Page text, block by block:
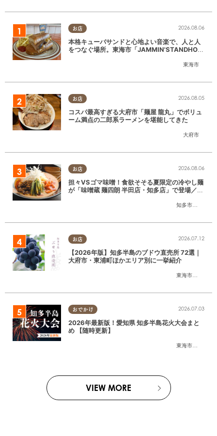
お店
東海市
2026.08.06
本格キューバサンドと心地よい音楽で、人と人
をつなぐ場所。東海市「JAMMIN'STANDHOU
お店
大府市
2026.08.05
コスパ最高すぎる大府市「麺屋 龍丸」でボリュ
ーム満点の二郎系ラーメンを堪能してきた
お店
知多市
,半田市
2026.08.06
担々VSゴマ味噌！食欲そそる夏限定の冷やし麺
が「味噌蔵 麺四朗 半田店・知多店」で登場／ち
お店
東海市
,大府市
2026.07.12
【2026年版】知多半島のブドウ直売所 72選｜
大府市・東浦町ほかエリア別に一挙紹介
おでかけ
東海市
,大府市
2026.07.03
2026年最新版！愛知県 知多半島花火大会まと
め 【随時更新】
VIEW MORE